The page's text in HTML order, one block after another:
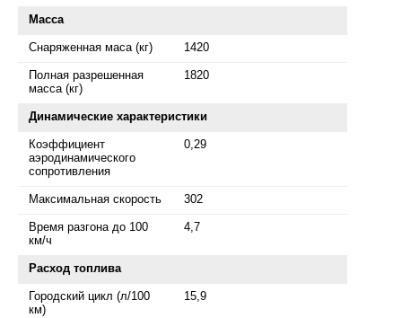
Масса
Снаряженная маса (кг) 1420
Полная разрешенная
масса (кг)
1820
Динамические характеристики
Коэффициент
аэродинамического
сопротивления
0,29
Максимальная скорость 302
Время разгона до 100
км/ч
4,7
Расход топлива
Городский цикл (л/100
км)
15,9